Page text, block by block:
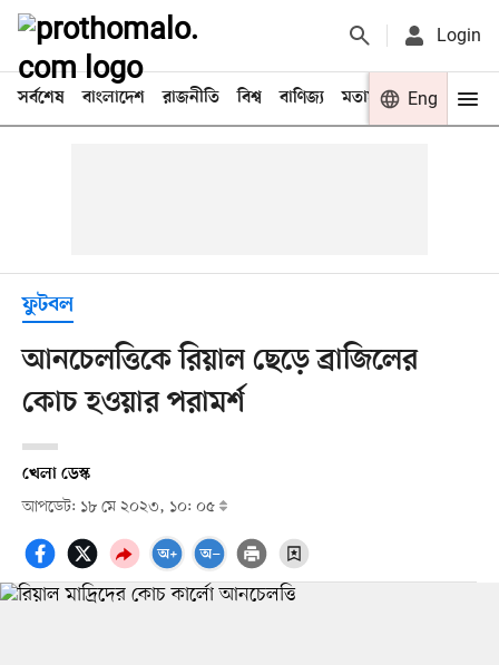
Login
সর্বশেষ বাংলাদেশ রাজনীতি বিশ্ব বাণিজ্য মতামত খেলা
Eng
ফুটবল
আনচেলত্তিকে রিয়াল ছেড়ে ব্রাজিলের
কোচ হওয়ার পরামর্শ
খেলা ডেস্ক
আপডেট: ১৮ মে ২০২৩, ১০: ০৫